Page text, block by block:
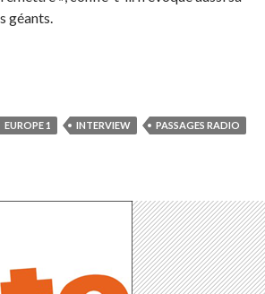
géants.
EUROPE 1 INTERVIEW
PASSAGES RADIO